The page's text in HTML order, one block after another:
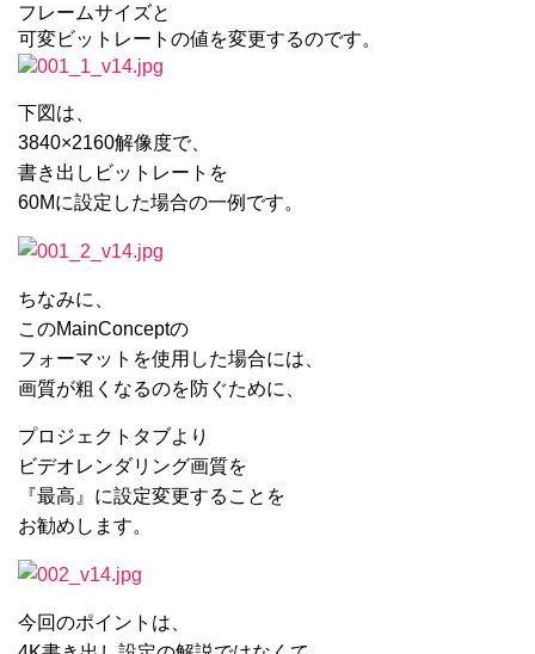
フレームサイズと
可変ビットレートの値を変更するのです。
下図は、
3840×2160解像度で、
書き出しビットレートを
60Mに設定した場合の一例です。
ちなみに、
このMainConceptの
フォーマットを使用した場合には、
画質が粗くなるのを防ぐために、
プロジェクトタブより
ビデオレンダリング画質を
『最高』に設定変更することを
お勧めします。
今回のポイントは、